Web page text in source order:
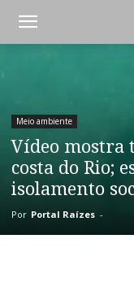
Meio ambiente
Vídeo mostra
costa do Rio;
isolamento
Por Portal Raízes -